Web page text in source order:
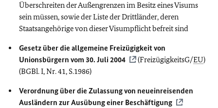
Überschreiten der Außengrenzen im Besitz eines Visums
sein müssen, sowie der Liste der Drittländer, deren
Staatsangehörige von dieser Visumpflicht befreit sind
Gesetz über die allgemeine Freizügigkeit von
Unionsbürgern vom 30. Juli 2004
(FreizügigkeitsG/EU)
(BGBl. I, Nr. 41, S.1986)
Verordnung über die Zulassung von neueinreisenden
Ausländern zur Ausübung einer Beschäftigung